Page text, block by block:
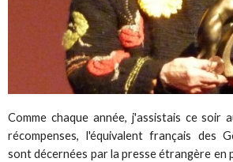
Comme chaque année, j'assistais ce soir
récompenses, l'équivalent français des
sont décernées par la presse étrangère en